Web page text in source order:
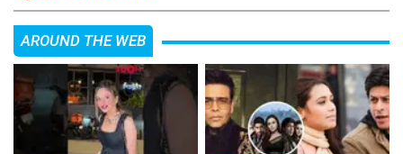
AROUND THE WEB